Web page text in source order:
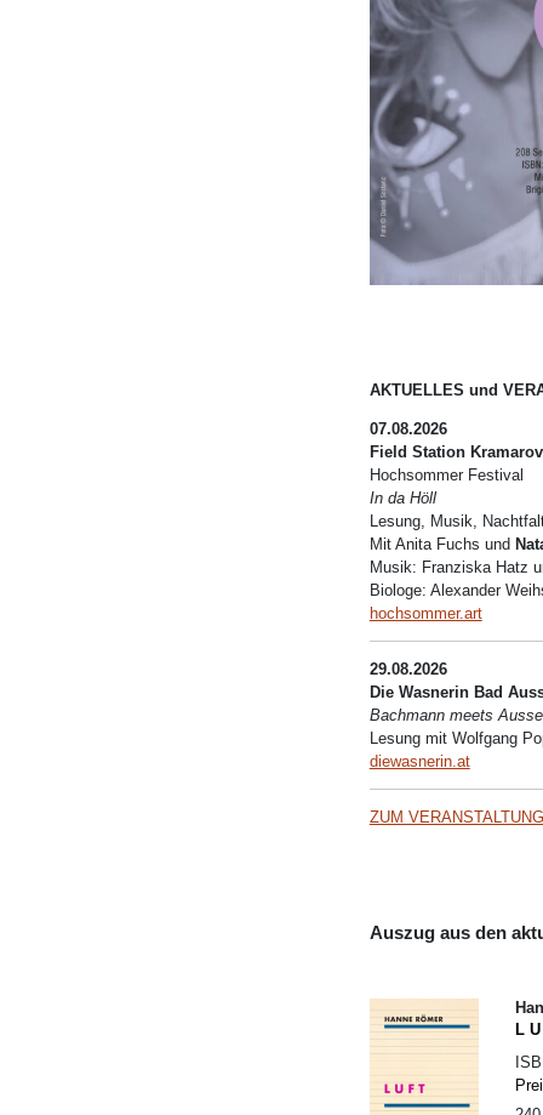
AKTUELLES und
07.08.2026
Field Station
Hochsommer Festival
In da Höll
Lesung, Musik,
Mit Anita Fuchs und
Musik: Franziska Hatz
Biologe: Alexander
hochsommer.art
29.08.2026
Die Wasnerin Bad
Bachmann meets
Lesung mit Wolfgang
diewasnerin.at
ZUM
Auszug aus den
L